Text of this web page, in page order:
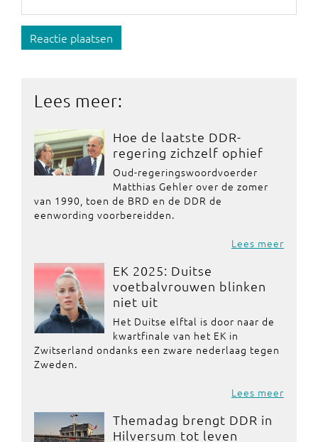
Reactie plaatsen
Lees meer:
Hoe de laatste DDR-
regering zichzelf ophief
Oud-regeringswoordvoerder
Matthias Gehler over de zomer
van 1990, toen de BRD en de DDR de
eenwording voorbereidden.
Lees meer
EK 2025: Duitse
voetbalvrouwen blinken
niet uit
Het Duitse elftal is door naar de
kwartfinale van het EK in
Zwitserland ondanks een zware nederlaag tegen
Zweden.
Lees meer
Themadag brengt DDR in
Hilversum tot leven